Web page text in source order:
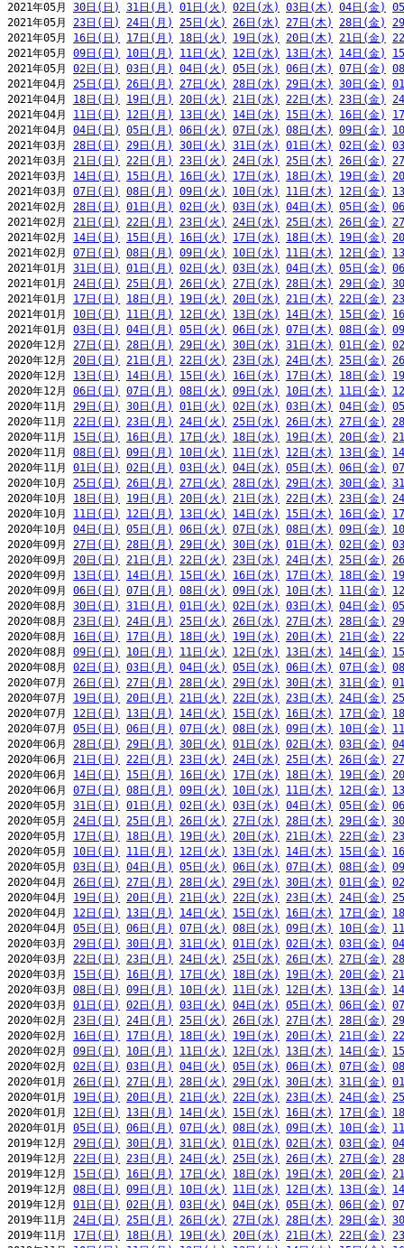
2021年05月 30日(日) 31日(月) 01日(火) 02日(水) 03日(木) 04日(金)
2021年05月 23日(日) 24日(月) 25日(火) 26日(水) 27日(木) 28日(金)
2021年05月 16日(日) 17日(月) 18日(火) 19日(水) 20日(木) 21日(金)
2021年05月 09日(日) 10日(月) 11日(火) 12日(水) 13日(木) 14日(金)
2021年05月 02日(日) 03日(月) 04日(火) 05日(水) 06日(木) 07日(金)
2021年04月 25日(日) 26日(月) 27日(火) 28日(水) 29日(木) 30日(金)
2021年04月 18日(日) 19日(月) 20日(火) 21日(水) 22日(木) 23日(金)
2021年04月 11日(日) 12日(月) 13日(火) 14日(水) 15日(木) 16日(金)
2021年04月 04日(日) 05日(月) 06日(火) 07日(水) 08日(木) 09日(金)
2021年03月 28日(日) 29日(月) 30日(火) 31日(水) 01日(木) 02日(金)
2021年03月 21日(日) 22日(月) 23日(火) 24日(水) 25日(木) 26日(金)
2021年03月 14日(日) 15日(月) 16日(火) 17日(水) 18日(木) 19日(金)
2021年03月 07日(日) 08日(月) 09日(火) 10日(水) 11日(木) 12日(金)
2021年02月 28日(日) 01日(月) 02日(火) 03日(水) 04日(木) 05日(金)
2021年02月 21日(日) 22日(月) 23日(火) 24日(水) 25日(木) 26日(金)
2021年02月 14日(日) 15日(月) 16日(火) 17日(水) 18日(木) 19日(金)
2021年02月 07日(日) 08日(月) 09日(火) 10日(水) 11日(木) 12日(金)
2021年01月 31日(日) 01日(月) 02日(火) 03日(水) 04日(木) 05日(金)
2021年01月 24日(日) 25日(月) 26日(火) 27日(水) 28日(木) 29日(金)
2021年01月 17日(日) 18日(月) 19日(火) 20日(水) 21日(木) 22日(金)
2021年01月 10日(日) 11日(月) 12日(火) 13日(水) 14日(木) 15日(金)
2021年01月 03日(日) 04日(月) 05日(火) 06日(水) 07日(木) 08日(金)
2020年12月 27日(日) 28日(月) 29日(火) 30日(水) 31日(木) 01日(金)
2020年12月 20日(日) 21日(月) 22日(火) 23日(水) 24日(木) 25日(金)
2020年12月 13日(日) 14日(月) 15日(火) 16日(水) 17日(木) 18日(金)
2020年12月 06日(日) 07日(月) 08日(火) 09日(水) 10日(木) 11日(金)
2020年11月 29日(日) 30日(月) 01日(火) 02日(水) 03日(木) 04日(金)
2020年11月 22日(日) 23日(月) 24日(火) 25日(水) 26日(木) 27日(金)
2020年11月 15日(日) 16日(月) 17日(火) 18日(水) 19日(木) 20日(金)
2020年11月 08日(日) 09日(月) 10日(火) 11日(水) 12日(木) 13日(金)
2020年11月 01日(日) 02日(月) 03日(火) 04日(水) 05日(木) 06日(金)
2020年10月 25日(日) 26日(月) 27日(火) 28日(水) 29日(木) 30日(金)
2020年10月 18日(日) 19日(月) 20日(火) 21日(水) 22日(木) 23日(金)
2020年10月 11日(日) 12日(月) 13日(火) 14日(水) 15日(木) 16日(金)
2020年10月 04日(日) 05日(月) 06日(火) 07日(水) 08日(木) 09日(金)
2020年09月 27日(日) 28日(月) 29日(火) 30日(水) 01日(木) 02日(金)
2020年09月 20日(日) 21日(月) 22日(火) 23日(水) 24日(木) 25日(金)
2020年09月 13日(日) 14日(月) 15日(火) 16日(水) 17日(木) 18日(金)
2020年09月 06日(日) 07日(月) 08日(火) 09日(水) 10日(木) 11日(金)
2020年08月 30日(日) 31日(月) 01日(火) 02日(水) 03日(木) 04日(金)
2020年08月 23日(日) 24日(月) 25日(火) 26日(水) 27日(木) 28日(金)
2020年08月 16日(日) 17日(月) 18日(火) 19日(水) 20日(木) 21日(金)
2020年08月 09日(日) 10日(月) 11日(火) 12日(水) 13日(木) 14日(金)
2020年08月 02日(日) 03日(月) 04日(火) 05日(水) 06日(木) 07日(金)
2020年07月 26日(日) 27日(月) 28日(火) 29日(水) 30日(木) 31日(金)
2020年07月 19日(日) 20日(月) 21日(火) 22日(水) 23日(木) 24日(金)
2020年07月 12日(日) 13日(月) 14日(火) 15日(水) 16日(木) 17日(金)
2020年07月 05日(日) 06日(月) 07日(火) 08日(水) 09日(木) 10日(金)
2020年06月 28日(日) 29日(月) 30日(火) 01日(水) 02日(木) 03日(金)
2020年06月 21日(日) 22日(月) 23日(火) 24日(水) 25日(木) 26日(金)
2020年06月 14日(日) 15日(月) 16日(火) 17日(水) 18日(木) 19日(金)
2020年06月 07日(日) 08日(月) 09日(火) 10日(水) 11日(木) 12日(金)
2020年05月 31日(日) 01日(月) 02日(火) 03日(水) 04日(木) 05日(金)
2020年05月 24日(日) 25日(月) 26日(火) 27日(水) 28日(木) 29日(金)
2020年05月 17日(日) 18日(月) 19日(火) 20日(水) 21日(木) 22日(金)
2020年05月 10日(日) 11日(月) 12日(火) 13日(水) 14日(木) 15日(金)
2020年05月 03日(日) 04日(月) 05日(火) 06日(水) 07日(木) 08日(金)
2020年04月 26日(日) 27日(月) 28日(火) 29日(水) 30日(木) 01日(金)
2020年04月 19日(日) 20日(月) 21日(火) 22日(水) 23日(木) 24日(金)
2020年04月 12日(日) 13日(月) 14日(火) 15日(水) 16日(木) 17日(金)
2020年04月 05日(日) 06日(月) 07日(火) 08日(水) 09日(木) 10日(金)
2020年03月 29日(日) 30日(月) 31日(火) 01日(水) 02日(木) 03日(金)
2020年03月 22日(日) 23日(月) 24日(火) 25日(水) 26日(木) 27日(金)
2020年03月 15日(日) 16日(月) 17日(火) 18日(水) 19日(木) 20日(金)
2020年03月 08日(日) 09日(月) 10日(火) 11日(水) 12日(木) 13日(金)
2020年03月 01日(日) 02日(月) 03日(火) 04日(水) 05日(木) 06日(金)
2020年02月 23日(日) 24日(月) 25日(火) 26日(水) 27日(木) 28日(金)
2020年02月 16日(日) 17日(月) 18日(火) 19日(水) 20日(木) 21日(金)
2020年02月 09日(日) 10日(月) 11日(火) 12日(水) 13日(木) 14日(金)
2020年02月 02日(日) 03日(月) 04日(火) 05日(水) 06日(木) 07日(金)
2020年01月 26日(日) 27日(月) 28日(火) 29日(水) 30日(木) 31日(金)
2020年01月 19日(日) 20日(月) 21日(火) 22日(水) 23日(木) 24日(金)
2020年01月 12日(日) 13日(月) 14日(火) 15日(水) 16日(木) 17日(金)
2020年01月 05日(日) 06日(月) 07日(火) 08日(水) 09日(木) 10日(金)
2019年12月 29日(日) 30日(月) 31日(火) 01日(水) 02日(木) 03日(金)
2019年12月 22日(日) 23日(月) 24日(火) 25日(水) 26日(木) 27日(金)
2019年12月 15日(日) 16日(月) 17日(火) 18日(水) 19日(木) 20日(金)
2019年12月 08日(日) 09日(月) 10日(火) 11日(水) 12日(木) 13日(金)
2019年12月 01日(日) 02日(月) 03日(火) 04日(水) 05日(木) 06日(金)
2019年11月 24日(日) 25日(月) 26日(火) 27日(水) 28日(木) 29日(金)
2019年11月 17日(日) 18日(月) 19日(火) 20日(水) 21日(木) 22日(金)